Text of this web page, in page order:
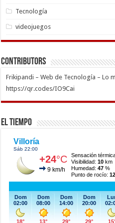
Tecnología
videojuegos
Contributors
Frikipandi – Web de Tecnología – Lo
https://qr.codes/IO9Cai
El Tiempo